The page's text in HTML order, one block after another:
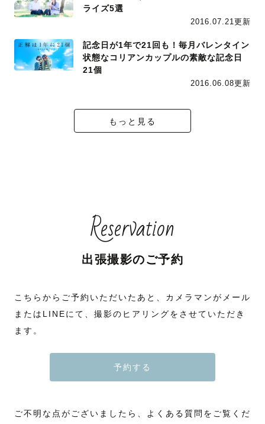
ライズ5選
2016.07.21更新
記念日が1年で21回も！毎月バレンタイン
状態なコリアンカップルの素敵な記念日
21個
2016.06.08更新
もっと見る
Reservation
出張撮影のご予約
こちらからご予約いただいたあと、カメラマンがメール
またはLINEにて、撮影のヒアリングをさせていただき
ます。
予約する
ご不明な点がございましたら、よくある質問をご覧くだ